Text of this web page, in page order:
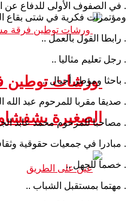
ورشات توطين
الصغيرة
. في الصفوف الأولى للدفاع عن
ومؤتمرات فكرية في شتى بقاع
. رابطا القول بالعمل ..
. رجل تعليم مثاليا ..
. باحثا ومؤطر أجيال ..
. صديقا مقربا للمرحوم عبد الله
. مصاحبا للمرحوم محمد عابد
. مبادرا في جمعيات حقوقية
. خصما للجهل ..
. مهتما بمستقبل الشباب ..